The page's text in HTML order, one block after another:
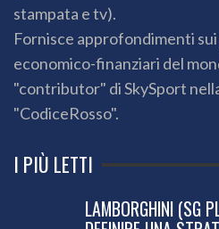
stampata e tv).
Fornisce approfondimenti
economico-finanziari del
"contributor" di SkySport
"CodiceRosso".
I PIÙ LETTI
LAMBORGHINI (SG